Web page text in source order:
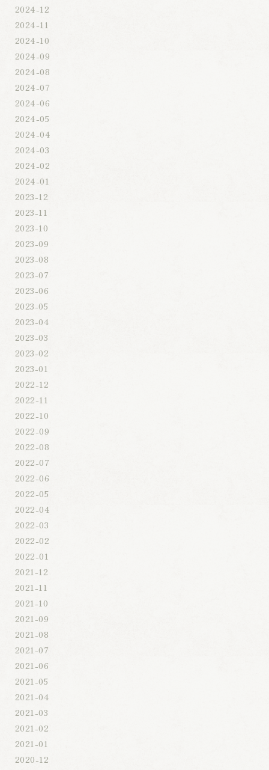
2024-12
2024-11
2024-10
2024-09
2024-08
2024-07
2024-06
2024-05
2024-04
2024-03
2024-02
2024-01
2023-12
2023-11
2023-10
2023-09
2023-08
2023-07
2023-06
2023-05
2023-04
2023-03
2023-02
2023-01
2022-12
2022-11
2022-10
2022-09
2022-08
2022-07
2022-06
2022-05
2022-04
2022-03
2022-02
2022-01
2021-12
2021-11
2021-10
2021-09
2021-08
2021-07
2021-06
2021-05
2021-04
2021-03
2021-02
2021-01
2020-12